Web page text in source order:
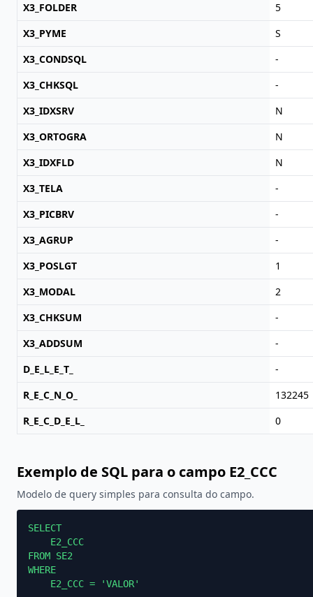
X3_FOLDER
5
X3_PYME
S
X3_CONDSQL
-
X3_CHKSQL
-
X3_IDXSRV
N
X3_ORTOGRA
N
X3_IDXFLD
N
X3_TELA
-
X3_PICBRV
-
X3_AGRUP
-
X3_POSLGT
1
X3_MODAL
2
X3_CHKSUM
-
X3_ADDSUM
-
D_E_L_E_T_
-
R_E_C_N_O_
132245
R_E_C_D_E_L_
0
Exemplo de SQL para o campo E2_CCC
Modelo de query simples para consulta do campo.
SELECT
    E2_CCC
FROM SE2
WHERE
    E2_CCC = 'VALOR'